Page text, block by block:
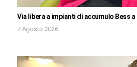
Via libera a impianti di accumulo Bess
7 Agosto 2026